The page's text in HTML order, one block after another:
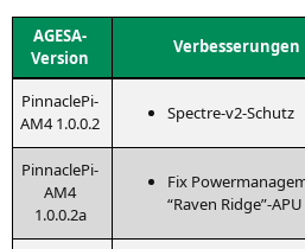
AGE­SA-
Ver­si­on
Ver­bes­se­run­gen
Pin­na­cl­ePi-
AM4 1.0.0.2
Spect­re-v2-Schutz
Pin­na­cl­ePi-
AM4
1.0.0.2a
Fix
“Raven Ridge”-APU